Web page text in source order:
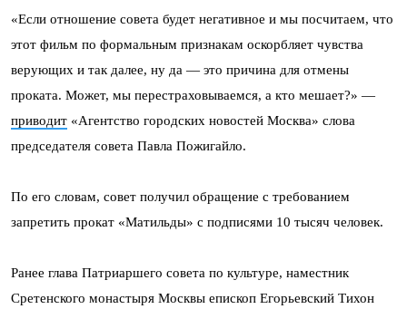
«Если отношение совета будет негативное и мы посчитаем, что
этот фильм по формальным признакам оскорбляет чувства
верующих и так далее, ну да — это причина для отмены
проката. Может, мы перестраховываемся, а кто мешает?» —
приводит «Агентство городских новостей Москва» слова
председателя совета Павла Пожигайло.
По его словам, совет получил обращение с требованием
запретить прокат «Матильды» с подписями 10 тысяч человек.
Ранее глава Патриаршего совета по культуре, наместник
Сретенского монастыря Москвы епископ Егорьевский Тихон